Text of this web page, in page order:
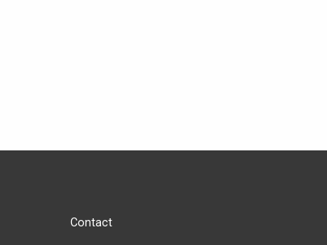
Contact